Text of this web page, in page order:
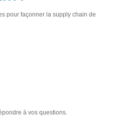
pour façonner la supply chain de
à vos questions.